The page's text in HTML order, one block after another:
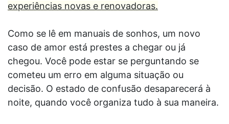
experiências novas e renovadoras.
Como se lê em manuais de sonhos, um novo
caso de amor está prestes a chegar ou já
chegou. Você pode estar se perguntando se
cometeu um erro em alguma situação ou
decisão. O estado de confusão desaparecerá à
noite, quando você organiza tudo à sua maneira.